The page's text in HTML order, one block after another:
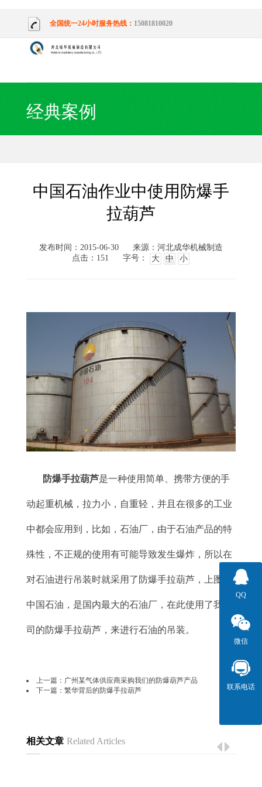
全国统一24小时服务热线： 15081810020
经典案例
中国石油作业中使用防爆手
拉葫芦
发布时间：2015-06-30
来源：河北成华机械制造
点击：151
字号： 大 中 小
防爆手拉葫芦是一种使用简单、携带方便的手
动起重机械，拉力小，自重轻，并且在很多的工业
中都会应用到，比如，石油厂，由于石油产品的特
殊性，不正规的使用有可能导致发生爆炸，所以在
对石油进行吊装时就采用了防爆手拉葫芦，上图是
中国石油，是国内最大的石油厂，在此使用了我公
司的防爆手拉葫芦，来进行石油的吊装。
上一篇： 广州某气体供应商采购我们的防爆葫芦产品
下一篇： 繁华背后的防爆手拉葫芦
相关文章 Related Articles
QQ
微信
联系电话